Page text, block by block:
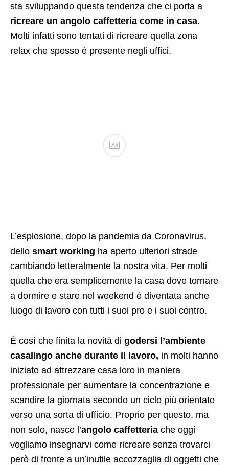
sta sviluppando questa tendenza che ci porta a
ricreare un angolo caffetteria come in casa.
Molti infatti sono tentati di ricreare quella zona
relax che spesso è presente negli uffici.
Ad
L’esplosione, dopo la pandemia da Coronavirus,
dello smart working ha aperto ulteriori strade
cambiando letteralmente la nostra vita. Per molti
quella che era semplicemente la casa dove tornare
a dormire e stare nel weekend è diventata anche
luogo di lavoro con tutti i suoi pro e i suoi contro.
È così che finita la novità di godersi l’ambiente
casalingo anche durante il lavoro, in molti hanno
iniziato ad attrezzare casa loro in maniera
professionale per aumentare la concentrazione e
scandire la giornata secondo un ciclo più orientato
verso una sorta di ufficio. Proprio per questo, ma
non solo, nasce l’angolo caffetteria che oggi
vogliamo insegnarvi come ricreare senza trovarci
però di fronte a un’inutile accozzaglia di oggetti che